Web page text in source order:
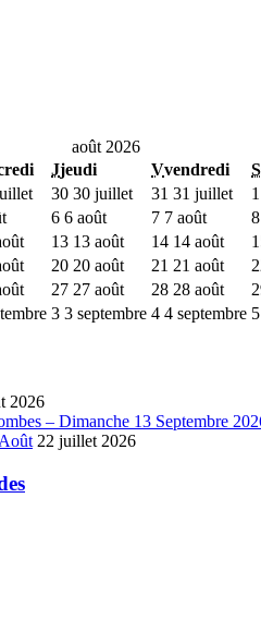
août 2026
Jjeudi Vvendredi S
30 30 juillet 31 31 juillet 1
6 6 août 7 7 août 8
13 13 août 14 14 août
20 20 août 21 21 août
27 27 août 28 28 août
3 3 septembre 4 4 septembre 5
2026
– Dimanche 13 Septembre
22 juillet 2026